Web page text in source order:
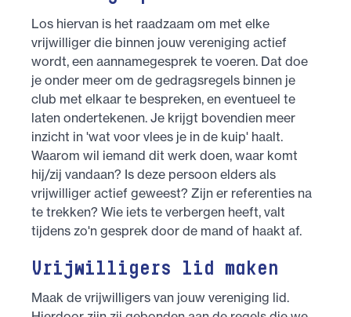
Los hiervan is het raadzaam om met elke
vrijwilliger die binnen jouw vereniging actief
wordt, een aannamegesprek te voeren. Dat doe
je onder meer om de gedragsregels binnen je
club met elkaar te bespreken, en eventueel te
laten ondertekenen. Je krijgt bovendien meer
inzicht in 'wat voor vlees je in de kuip' haalt.
Waarom wil iemand dit werk doen, waar komt
hij/zij vandaan? Is deze persoon elders als
vrijwilliger actief geweest? Zijn er referenties na
te trekken? Wie iets te verbergen heeft, valt
tijdens zo'n gesprek door de mand of haakt af.
Vrijwilligers lid maken
Maak de vrijwilligers van jouw vereniging lid.